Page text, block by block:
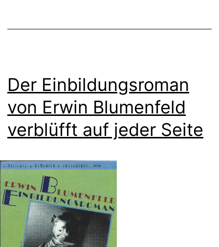
Der Einbildungsroman
von Erwin Blumenfeld
verblüfft auf jeder Seite